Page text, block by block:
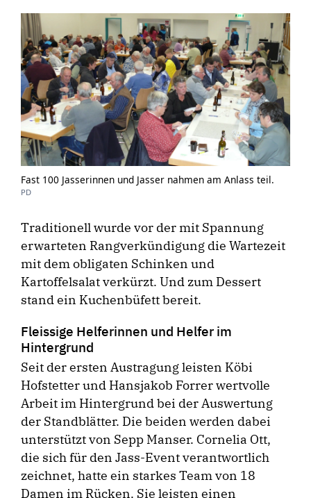
Fast 100 Jasserinnen und Jasser nahmen am Anlass teil.
PD
Traditionell wurde vor der mit Spannung
erwarteten Rangverkündigung die Wartezeit
mit dem obligaten Schinken und
Kartoffelsalat verkürzt. Und zum Dessert
stand ein Kuchenbüfett bereit.
Fleissige Helferinnen und Helfer im
Hintergrund
Seit der ersten Austragung leisten Köbi
Hofstetter und Hansjakob Forrer wertvolle
Arbeit im Hintergrund bei der Auswertung
der Standblätter. Die beiden werden dabei
unterstützt von Sepp Manser. Cornelia Ott,
die sich für den Jass-Event verantwortlich
zeichnet, hatte ein starkes Team von 18
Damen im Rücken. Sie leisten einen